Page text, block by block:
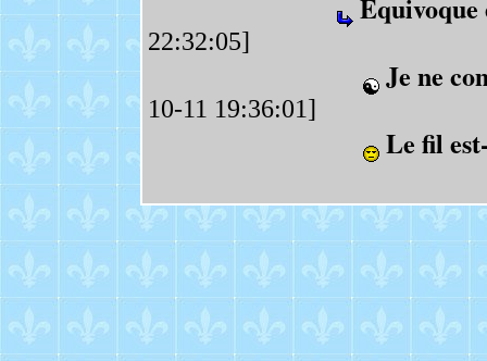
Équivoque
22:32:05]
Je ne
10-11 19:36:01]
Le fil